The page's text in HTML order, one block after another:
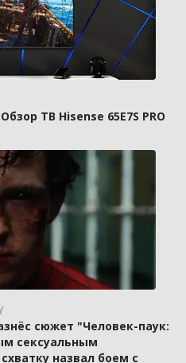
ТВ Hisense 65E7S PRO
сюжет "Человек-паук:
сексуальным
назвал боем с